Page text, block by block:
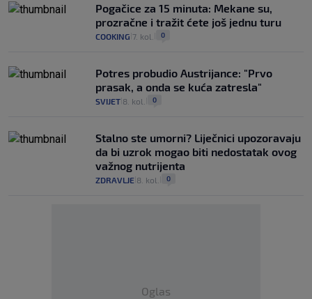
Pogačice za 15 minuta: Mekane su,
prozračne i tražit ćete još jednu turu
COOKING 7. kol. 0
Potres probudio Austrijance: "Prvo
prasak, a onda se kuća zatresla"
SVIJET 8. kol. 0
Stalno ste umorni? Liječnici upozoravaju
da bi uzrok mogao biti nedostatak ovog
važnog nutrijenta
ZDRAVLJE 8. kol. 0
Oglas